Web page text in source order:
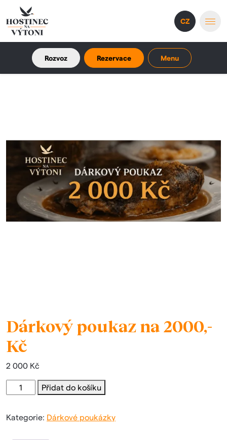
CZ
Rozvoz Rezervace Menu
Dárkový poukaz na 2000,-
Kč
2 000 Kč
Dárkový
poukaz
2000,-
Přidat do košíku
Kategorie: Dárkové poukázky